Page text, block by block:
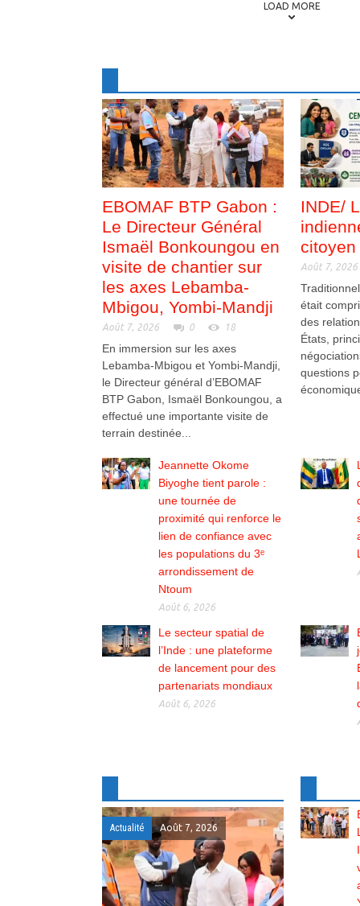
LOAD MORE
EBOMAF BTP Gabon :
Le Directeur Général
Ismaël Bonkoungou en
visite de chantier sur
les axes Lebamba-
Mbigou, Yombi-Mandji
Août 7, 2026 0 18
En immersion sur les axes
Lebamba-Mbigou et Yombi-Mandji,
le Directeur général d’EBOMAF
BTP Gabon, Ismaël Bonkoungou, a
effectué une importante visite de
terrain destinée...
INDE/
citoyen
Août 7, 2026
était
des
États,
questions
Jeannette Okome
Biyoghe tient parole :
une tournée de
proximité qui renforce le
lien de confiance avec
les populations du 3ᵉ
arrondissement de
Ntoum
Août 6, 2026
Le secteur spatial de
l’Inde : une plateforme
de lancement pour des
partenariats mondiaux
Août 6, 2026
Actualité Août 7, 2026 La Une Août